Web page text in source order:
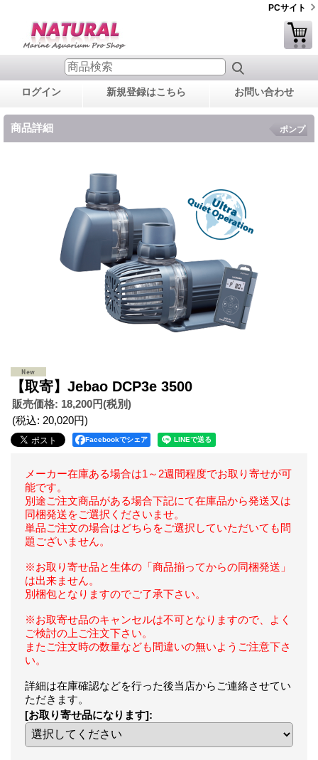
PCサイト
ログイン 新規登録はこちら お問い合わせ
商品詳細 ポンプ
【取寄】Jebao DCP3e 3500
販売価格: 18,200円(税別)
(税込: 20,020円)
Facebookでシェア
メーカー在庫ある場合は1～2週間程度でお取り寄せが可
能です。
別途ご注文商品がある場合下記にて在庫品から発送又は
同梱発送をご選択くださいませ。
単品ご注文の場合はどちらをご選択していただいても問
題ございません。
※お取り寄せ品と生体の「商品揃ってからの同梱発送」
は出来ません。
別梱包となりますのでご了承下さい。
※お取寄せ品のキャンセルは不可となりますので、よく
ご検討の上ご注文下さい。
またご注文時の数量なども間違いの無いようご注意下さ
い。
詳細は在庫確認などを行った後当店からご連絡させてい
ただきます。
[お取り寄せ品になります]: